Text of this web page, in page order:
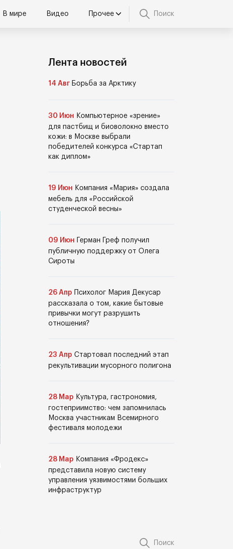
В мире Видео Прочее Поиск
Лента новостей
14 Авг Борьба за Арктику
30 Июн Компьютерное «зрение»
для пастбищ и биоволокно вместо
кожи: в Москве выбрали
победителей конкурса «Стартап
как диплом»
19 Июн Компания «Мария» создала
мебель для «Российской
студенческой весны»
09 Июн
Герман Греф получил
публичную поддержку от Олега
Сироты
26 Апр
Психолог Мария Декусар
рассказала о том, какие бытовые
привычки могут разрушить
отношения?
23 Апр Стартовал последний этап
рекультивации мусорного полигона
28 Мар Культура, гастрономия,
гостеприимство: чем запомнилась
Москва участникам Всемирного
фестиваля молодежи
28 Мар Компания «Фродекс»
представила новую систему
управления уязвимостями больших
инфраструктур
Поиск